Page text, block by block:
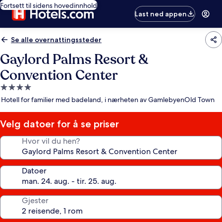
Fortsett til sidens hovedinnhold
Last ned appen
Se alle overnattingssteder
Gaylord Palms Resort &
Convention Center
Overnattingssted
med
stjerner
Hotell for familier med badeland, i nærheten av GamlebyenOld Town
Velg datoer for å se priser
Hvor vil du hen?
Datoer
Gjester